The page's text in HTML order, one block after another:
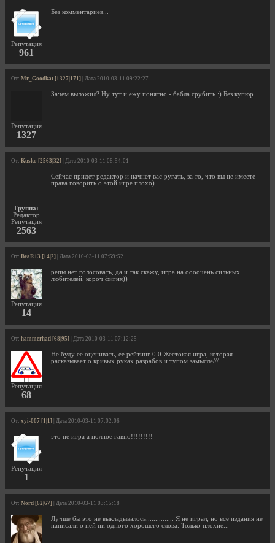
Репутация
961
Без комментариев...
От: Mr_Goodkat [1327|171] | Дата 2010-03-11 09:22:27
Репутация
1327
Зачем выложил? Ну тут и ежу понятно - бабла срубить :) Без купюр.
От: Kusko [2563|32] | Дата 2010-03-11 08:54:01
Группа:
Редактор
Репутация
2563
Сейчас придет редактор и начнет вас ругать, за то, что вы не имеете
права говорить о этой игре плохо)
От: BeaR13 [14|2] | Дата 2010-03-11 07:59:52
Репутация
14
репы нет голосовать, да и так скажу, игра на оооочень сильных
любителей, короч фигня))
От: hammerhad [68|95] | Дата 2010-03-11 07:12:25
Репутация
68
Не буду ее оценивать, ее рейтинг 0.0 Жестокая игра, которая
расказывает о кривых руках разрабов и тупом замысле///
От: xyi-007 [1|1] | Дата 2010-03-11 07:02:06
Репутация
1
это не игра а полное гавно!!!!!!!!!
От: Nord [62|67] | Дата 2010-03-11 03:15:18
Лучше бы это не выкладывалось............... Я не играл, но все издания не
написали о ней ни одного хорошего слова. Только плохие...